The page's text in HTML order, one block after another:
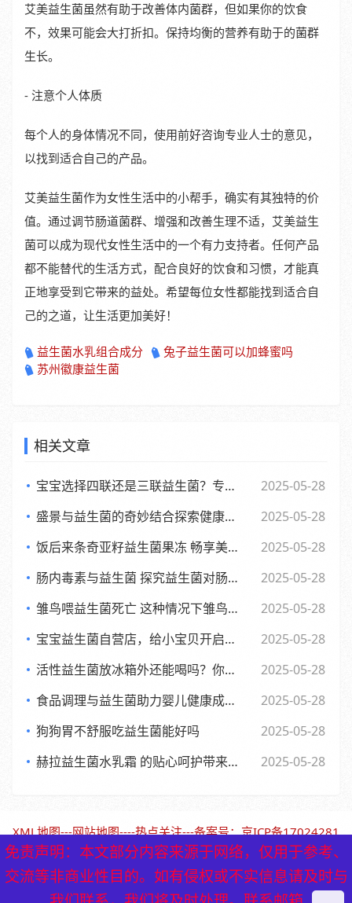
艾美益生菌虽然有助于改善体内菌群，但如果你的饮食
不，效果可能会大打折扣。保持均衡的营养有助于的菌群
生长。
- 注意个人体质
每个人的身体情况不同，使用前好咨询专业人士的意见，
以找到适合自己的产品。
艾美益生菌作为女性生活中的小帮手，确实有其独特的价
值。通过调节肠道菌群、增强和改善生理不适，艾美益生
菌可以成为现代女性生活中的一个有力支持者。任何产品
都不能替代的生活方式，配合良好的饮食和习惯，才能真
正地享受到它带来的益处。希望每位女性都能找到适合自
己的之道，让生活更加美好！
益生菌水乳组合成分
兔子益生菌可以加蜂蜜吗
苏州徽康益生菌
相关文章
宝宝选择四联还是三联益生菌？专家观点大，妈妈们必看
2025-05-28
盛景与益生菌的奇妙结合探索健康新生活方式
2025-05-28
饭后来条奇亚籽益生菌果冻 畅享美味与健康的小确幸
2025-05-28
肠内毒素与益生菌 探究益生菌对肠内毒素的作用及功效
2025-05-28
雏鸟喂益生菌死亡 这种情况下雏鸟还能否食用
2025-05-28
宝宝益生菌自营店，给小宝贝开启肠道新世界，舒适快乐每一天
2025-05-28
活性益生菌放冰箱外还能喝吗？你可能不知道的
2025-05-28
食品调理与益生菌助力婴儿健康成长的全新探索
2025-05-28
狗狗胃不舒服吃益生菌能好吗
2025-05-28
赫拉益生菌水乳霜 的贴心呵护带来焕新美肌体验
2025-05-28
免责声明：本文部分内容来源于网络，仅用于参考、
交流等非商业性目的。如有侵权或不实信息请及时与
XML地图---网站地图----热点关注---备案号：京ICP备17024281
号-1（北京保鹤堂药业）
免责声明：本文部分内容来源于网络，仅用于参考、
交流等非商业性目的。如有侵权或不实信息请及时与